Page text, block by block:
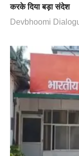
करके दिया बड़ा संदेश
Devbhoomi